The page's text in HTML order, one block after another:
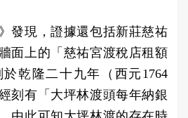
發現，證據還包括新莊慈祐
面上的「慈祐宮渡稅店租額
乾隆二十九年（西元1764
刻有「大坪林渡頭每年納銀